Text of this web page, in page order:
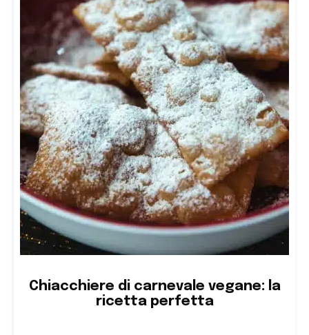
Chiacchiere di carnevale vegane: la
ricetta perfetta